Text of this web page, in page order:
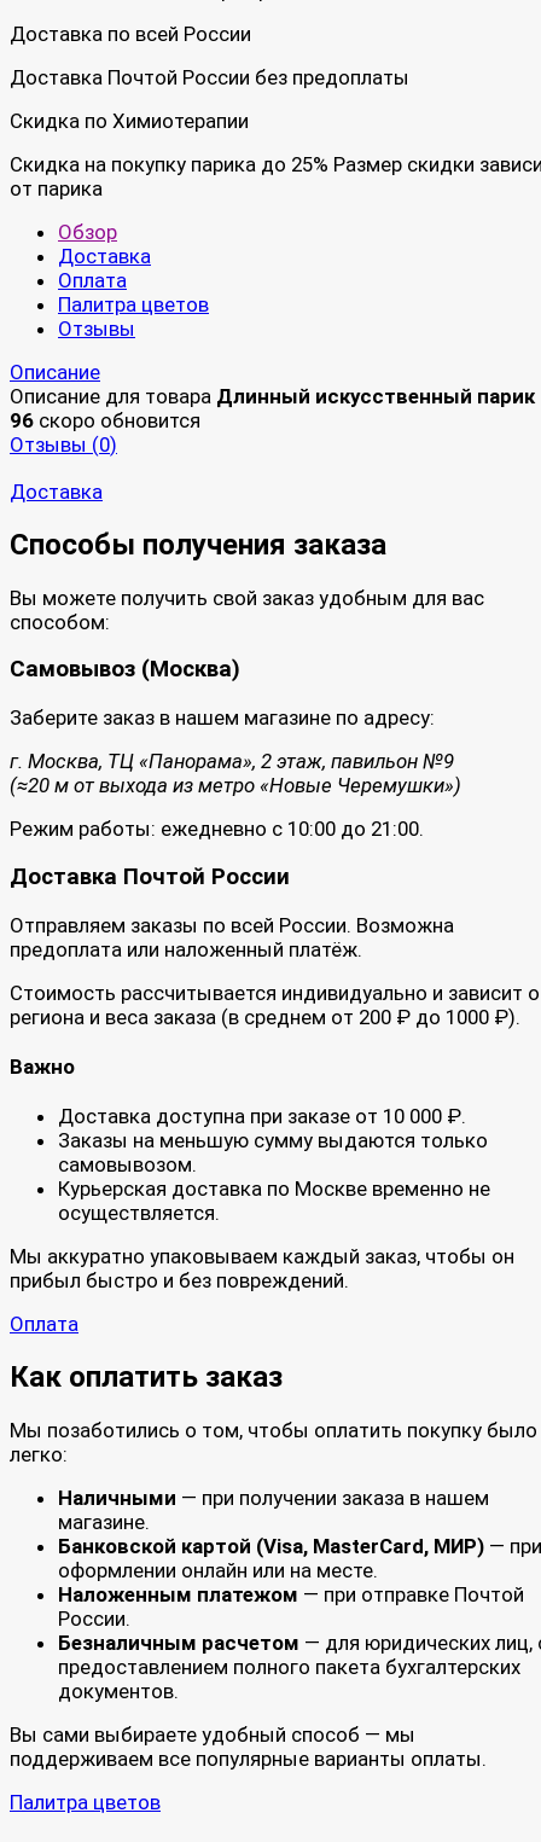
Доставка по всей России
Доставка Почтой России без предоплаты
Скидка по Химиотерапии
Скидка на покупку парика до 25% Размер скидки
от парика
Обзор
Доставка
Оплата
Палитра цветов
Отзывы
Описание
Описание для товара Длинный искусственный парик
96 скоро обновится
Отзывы (0)
Доставка
Способы получения заказа
Вы можете получить свой заказ удобным для вас
способом:
Самовывоз (Москва)
Заберите заказ в нашем магазине по адресу:
г. Москва, ТЦ «Панорама», 2 этаж, павильон №9
(≈20 м от выхода из метро «Новые Черемушки»)
Режим работы: ежедневно с 10:00 до 21:00.
Доставка Почтой России
Отправляем заказы по всей России. Возможна
предоплата или наложенный платёж.
Стоимость рассчитывается индивидуально и зависит
региона и веса заказа (в среднем от 200 ₽ до 1000 ₽).
Важно
Доставка доступна при заказе от 10 000 ₽.
Заказы на меньшую сумму выдаются только
самовывозом.
Курьерская доставка по Москве временно не
осуществляется.
Мы аккуратно упаковываем каждый заказ, чтобы он
прибыл быстро и без повреждений.
Оплата
Как оплатить заказ
Мы позаботились о том, чтобы оплатить покупку было
легко:
Наличными — при получении заказа в нашем
магазине.
Банковской картой (Visa, MasterCard, МИР) — при
оформлении онлайн или на месте.
Наложенным платежом — при отправке Почтой
России.
Безналичным расчетом — для юридических лиц,
предоставлением полного пакета бухгалтерских
документов.
Вы сами выбираете удобный способ — мы
поддерживаем все популярные варианты оплаты.
Палитра цветов